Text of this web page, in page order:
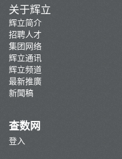
关于辉立
辉立简介
招聘人才
集团网络
辉立通讯
辉立频道
最新推廣
新聞稿
查数网
登入